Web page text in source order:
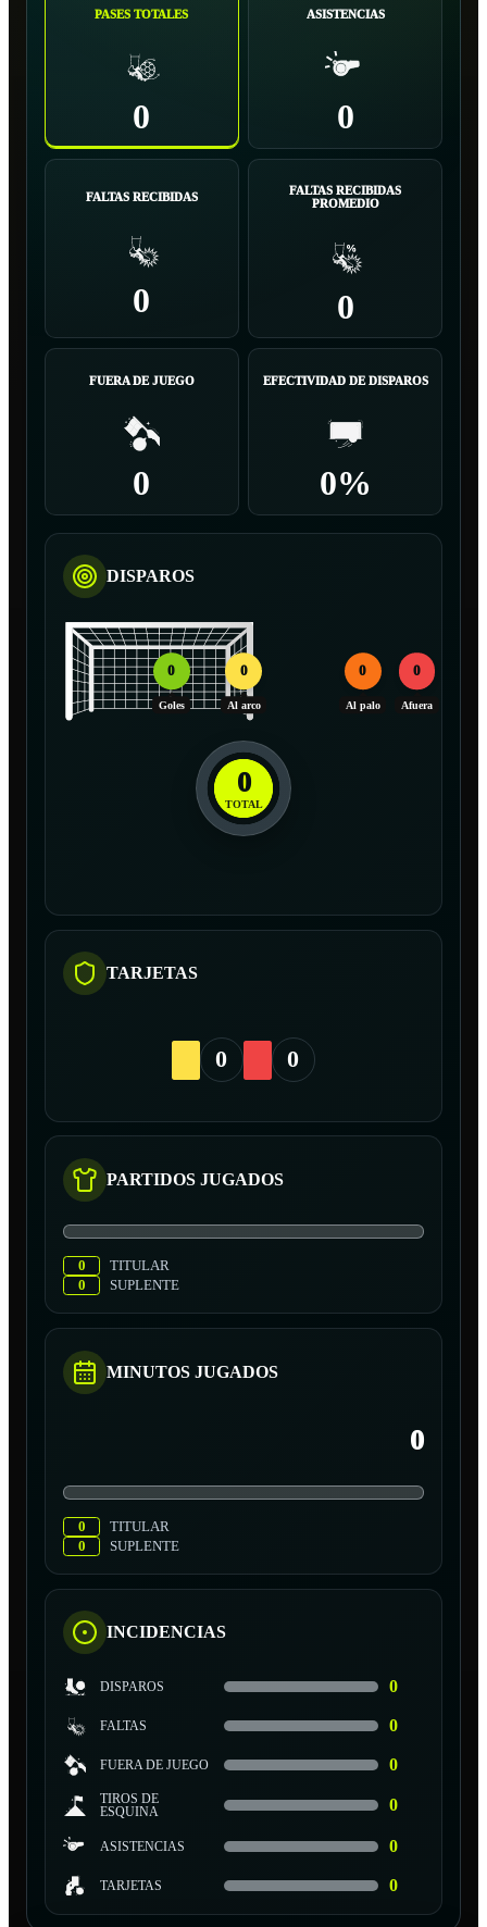
PASES TOTALES
0
ASISTENCIAS
0
FALTAS RECIBIDAS
0
FALTAS RECIBIDAS
PROMEDIO
0
FUERA DE JUEGO
0
EFECTIVIDAD DE DISPAROS
0%
DISPAROS
0
Goles
0
Al arco
0
Al palo
0
Afuera
0
TOTAL
TARJETAS
0 0
PARTIDOS JUGADOS
0
TITULAR
0
SUPLENTE
MINUTOS JUGADOS
0
0
TITULAR
0
SUPLENTE
INCIDENCIAS
DISPAROS 0
FALTAS 0
FUERA DE JUEGO 0
TIROS DE
ESQUINA
0
ASISTENCIAS 0
TARJETAS 0